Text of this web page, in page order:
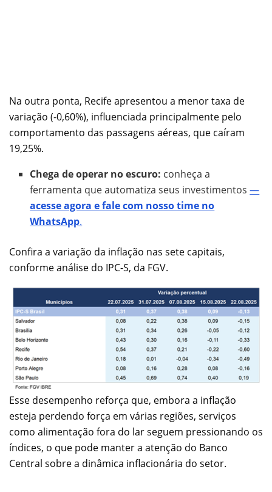
Na outra ponta, Recife apresentou a menor taxa de
variação (-0,60%), influenciada principalmente pelo
comportamento das passagens aéreas, que caíram
19,25%.
Chega de operar no escuro: conheça a
ferramenta que automatiza seus investimentos—
acesse agora e fale com nosso time no
WhatsApp.
Confira a variação da inflação nas sete capitais,
conforme análise do IPC-S, da FGV.
Esse desempenho reforça que, embora a inflação
esteja perdendo força em várias regiões, serviços
como alimentação fora do lar seguem pressionando os
índices, o que pode manter a atenção do Banco
Central sobre a dinâmica inflacionária do setor.